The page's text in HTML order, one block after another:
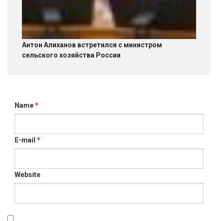
Антон Алиханов встретился с министром
сельского хозяйства России
Name*
E-mail *
Website